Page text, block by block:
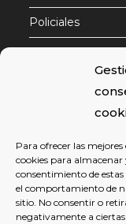
Para ofrecer las
cookies para almacenar
consentimiento de
el comportamiento de
sitio. No consentir o
negativamente a
Policiales
Contactar
Para continuar
de privacidad